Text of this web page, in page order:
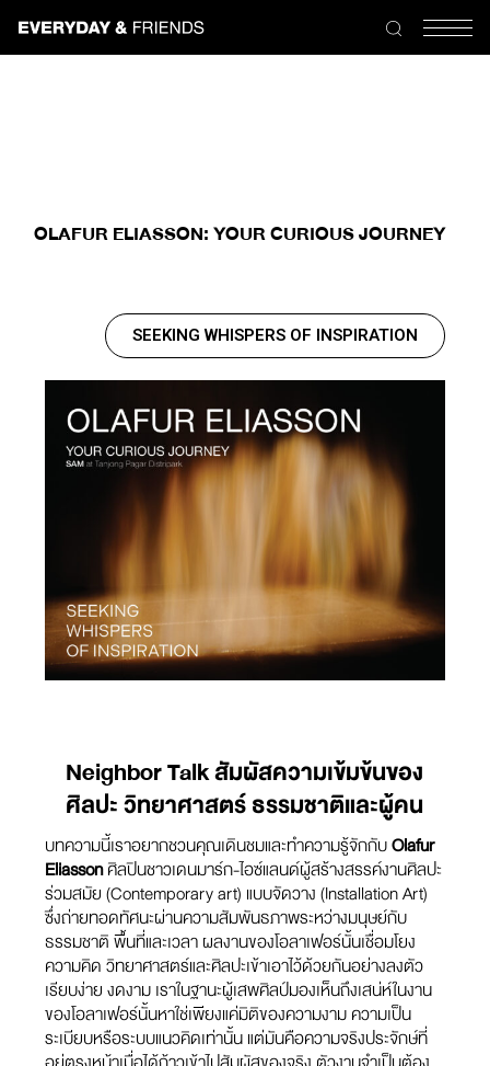
OLAFUR ELIASSON: YOUR CURIOUS JOURNEY
SEEKING WHISPERS OF INSPIRATION
Neighbor Talk สัมผัสความเข้มข้นของ
ศิลปะ วิทยาศาสตร์ ธรรมชาติและผู้คน
บทความนี้เราอยากชวนคุณเดินชมและทำความรู้จักกับOlafur
Eliassonศิลปินชาวเดนมาร์ก-ไอซ์แลนด์ผู้สร้างสรรค์งานศิลปะ
ร่วมสมัย (Contemporary art) แบบจัดวาง (Installation Art)
ซึ่งถ่ายทอดทัศนะผ่านความสัมพันธภาพระหว่างมนุษย์กับ
ธรรมชาติ พื้นที่และเวลา ผลงานของโอลาเฟอร์นั้นเชื่อมโยง
ความคิด วิทยาศาสตร์และศิลปะเข้าเอาไว้ด้วยกันอย่างลงตัว
เรียบง่าย งดงาม เราในฐานะผู้เสพศิลป์มองเห็นถึงเสน่ห์ในงาน
ของโอลาเฟอร์นั้นหาใช่เพียงแค่มิติของความงาม ความเป็น
ระเบียบหรือระบบแนวคิดเท่านั้น แต่มันคือความจริงประจักษ์ที่